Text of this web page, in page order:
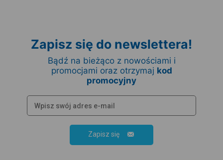
Zapisz się do newslettera!
Bądź na bieżąco z nowościami i
promocjami oraz otrzymaj kod
promocyjny
Zapisz się